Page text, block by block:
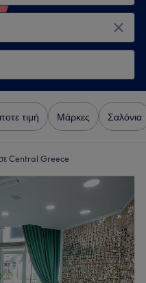
τιμή Μάρκες Σαλόνια
Central Greece